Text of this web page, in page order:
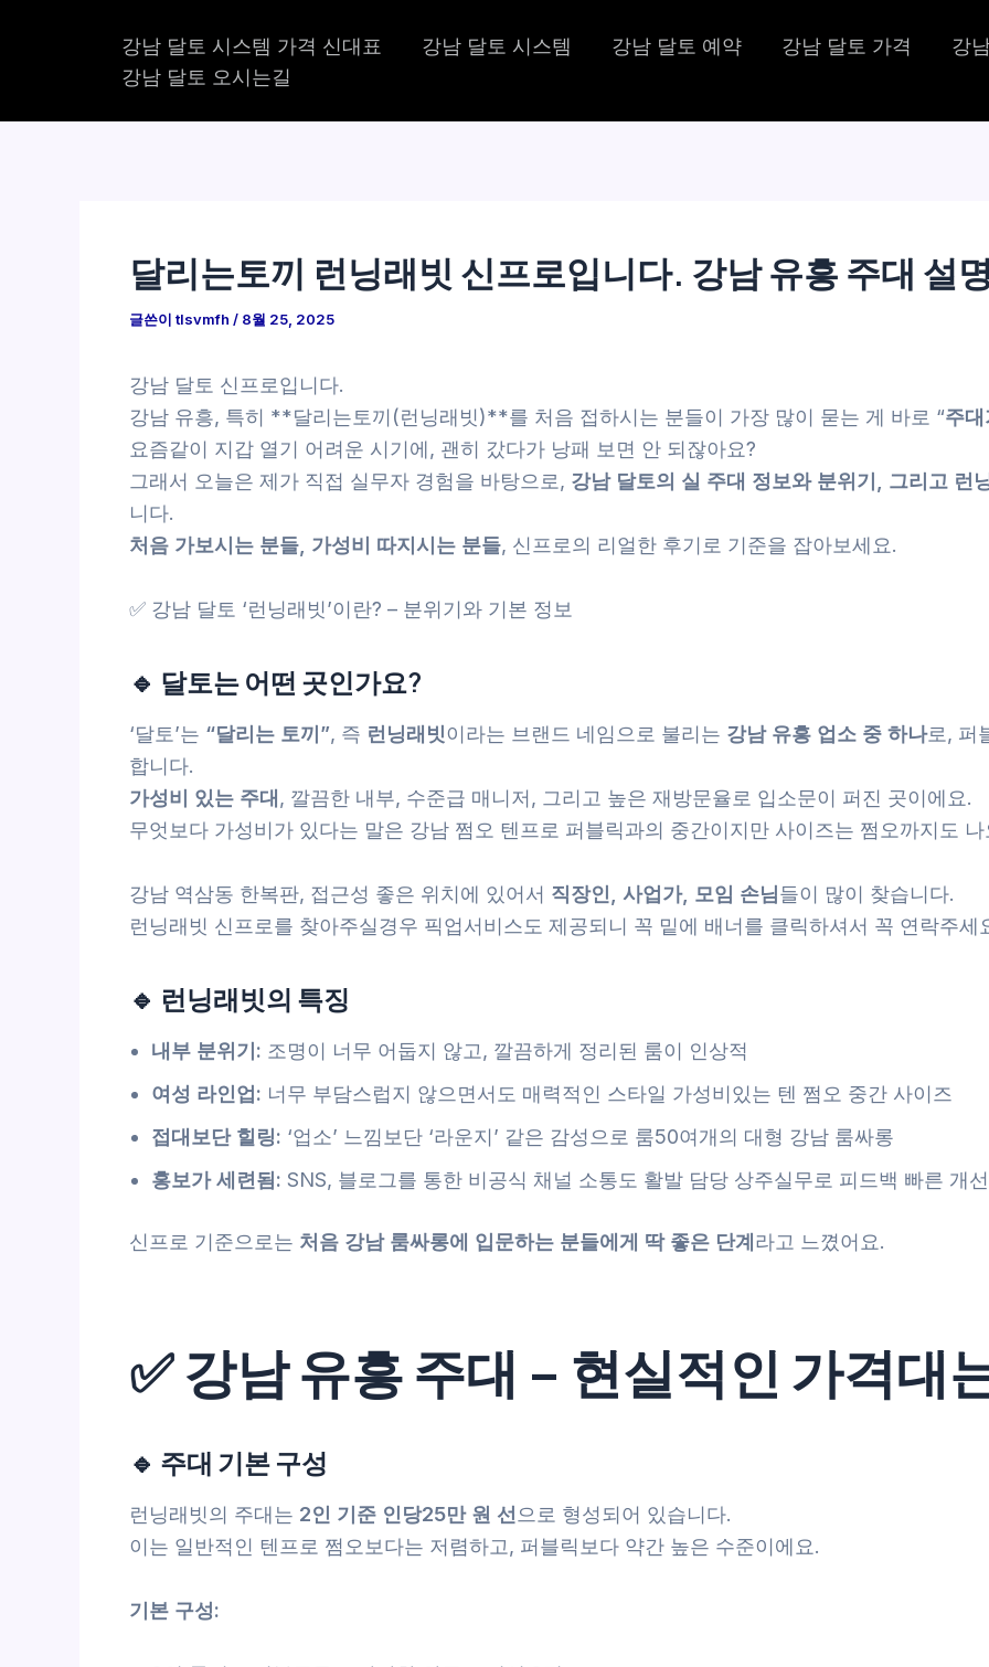
강남 달토 시스템 가격 신대표 강남 달토 시스템 강남 달토 예약 강남 달토 가격
강
강남 달토 오시는길
달리는토끼 런닝래빗 신프로입니다. 강남 유흥 주대 설
글쓴이 tlsvmfh / 8월 25, 2025
강남 달토 신프로입니다.
강남 유흥, 특히 **달리는토끼(런닝래빗)**를 처음 접하시는 분들이 가장 많이 묻는 게 바로 “주
요즘같이 지갑 열기 어려운 시기에, 괜히 갔다가 낭패 보면 안 되잖아요?
그래서 오늘은 제가 직접 실무자 경험을 바탕으로, 강남 달토의 실 주대 정보와 분위기, 그리고 런
니다.
처음 가보시는 분들, 가성비 따지시는 분들, 신프로의 리얼한 후기로 기준을 잡아보세요.
✅ 강남 달토 ‘런닝래빗’이란? – 분위기와 기본 정보
🔹 달토는 어떤 곳인가요?
‘달토’는 “달리는 토끼”, 즉 런닝래빗이라는 브랜드 네임으로 불리는 강남 유흥 업소 중 하나로, 퍼
합니다.
가성비 있는 주대 , 깔끔한 내부, 수준급 매니저, 그리고 높은 재방문율로 입소문이 퍼진 곳이에요.
무엇보다 가성비가 있다는 말은 강남 쩜오 텐프로 퍼블릭과의 중간이지만 사이즈는 쩜오까지도
강남 역삼동 한복판, 접근성 좋은 위치에 있어서 직장인, 사업가, 모임 손님들이 많이 찾습니다.
런닝래빗 신프로를 찾아주실경우 픽업서비스도 제공되니 꼭 밑에 배너를 클릭하셔서 꼭 연락주세
🔹 런닝래빗의 특징
내부 분위기: 조명이 너무 어둡지 않고, 깔끔하게 정리된 룸이 인상적
여성 라인업: 너무 부담스럽지 않으면서도 매력적인 스타일 가성비있는 텐 쩜오 중간 사이즈
접대보단 힐링: ‘업소’ 느낌보단 ‘라운지’ 같은 감성으로 룸50여개의 대형 강남 룸싸롱
홍보가 세련됨: SNS, 블로그를 통한 비공식 채널 소통도 활발 담당 상주실무로 피드백 빠른 개선
신프로 기준으로는 처음 강남 룸싸롱에 입문하는 분들에게 딱 좋은 단계 라고 느꼈어요.
✅ 강남 유흥 주대 – 현실적인 가격대
🔹 주대 기본 구성
런닝래빗의 주대는 2인 기준 인당25만 원 선 으로 형성되어 있습니다.
이는 일반적인 텐프로 쩜오보다는 저렴하고, 퍼블릭보다 약간 높은 수준이에요.
기본 구성: